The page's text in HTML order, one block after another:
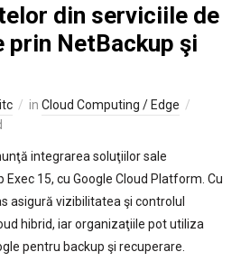
din serviciile de
prin NetBackup şi
in Cloud Computing / Edge
integrarea soluţiilor sale
Exec 15, cu Google Cloud Platform. Cu
asigură vizibilitatea şi controlul
hibrid, iar organizaţiile pot utiliza
pentru backup şi recuperare.